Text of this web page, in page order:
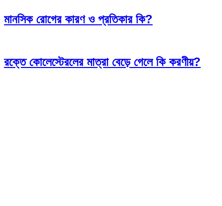
মানসিক রোগের কারণ ও প্রতিকার কি?
রক্তে কোলেস্টেরলের মাত্রা বেড়ে গেলে কি করণীয়?